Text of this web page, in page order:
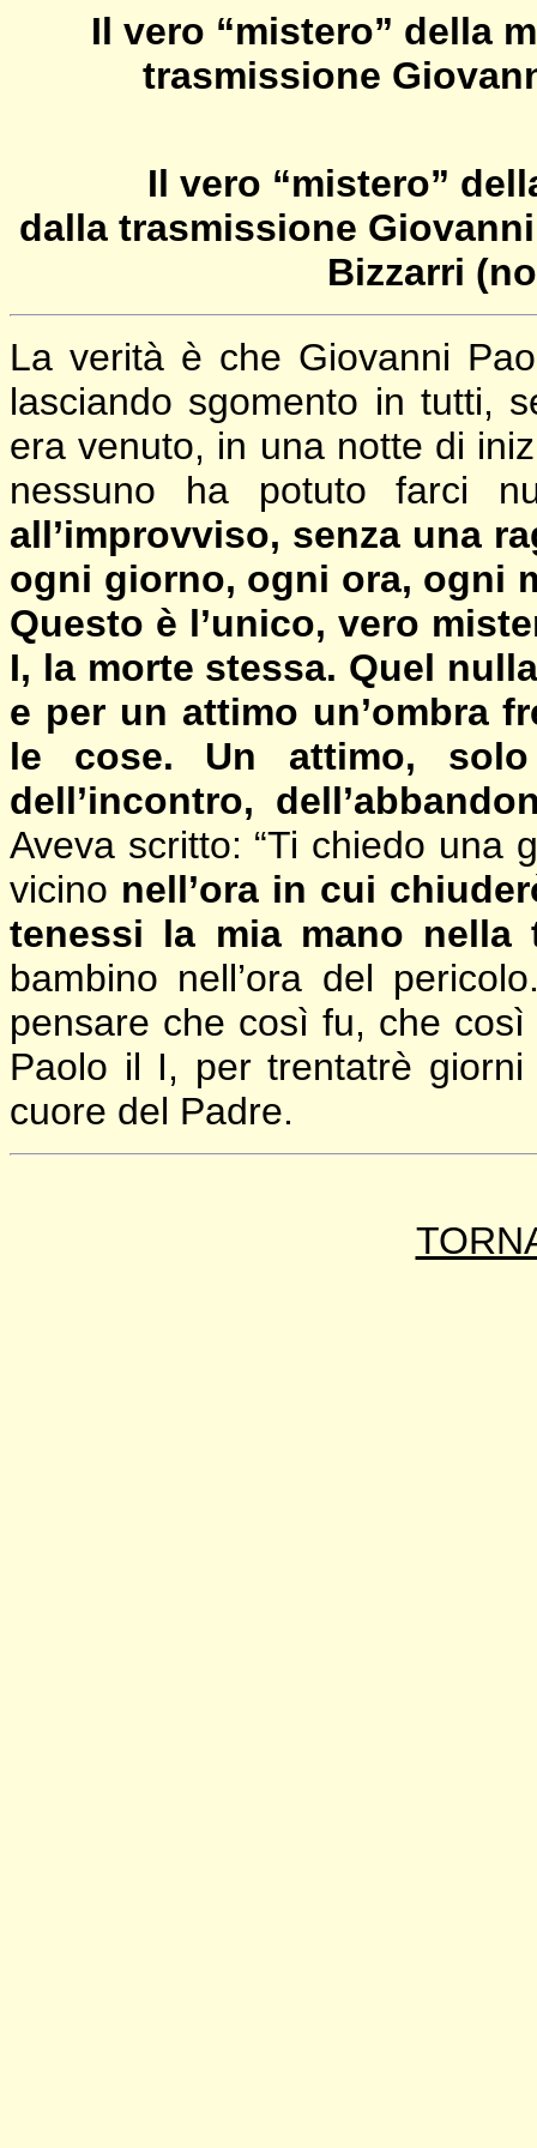
Il vero “mistero” della
trasmissione
Il vero “mistero”
dalla trasmissione
Bizzarri
La verità è che Giovanni
lasciando sgomento in tutti,
era venuto, in una notte di
nessuno ha potuto farci
all’improvviso, senza una
ogni giorno, ogni ora, ogni
Questo è l’unico, vero
I, la morte stessa. Quel
e per un attimo un’ombra
le cose. Un attimo,
dell’incontro,
Aveva scritto: “Ti chiedo una
vicino nell’ora in cui
tenessi la mia mano nella
bambino nell’ora del
pensare che così fu, che
Paolo il I, per trentatrè
cuore del Padre.